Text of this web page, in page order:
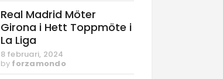
Real Madrid Möter
Girona i Hett Toppmöte i
La Liga
8 februari, 2024
by forzamondo